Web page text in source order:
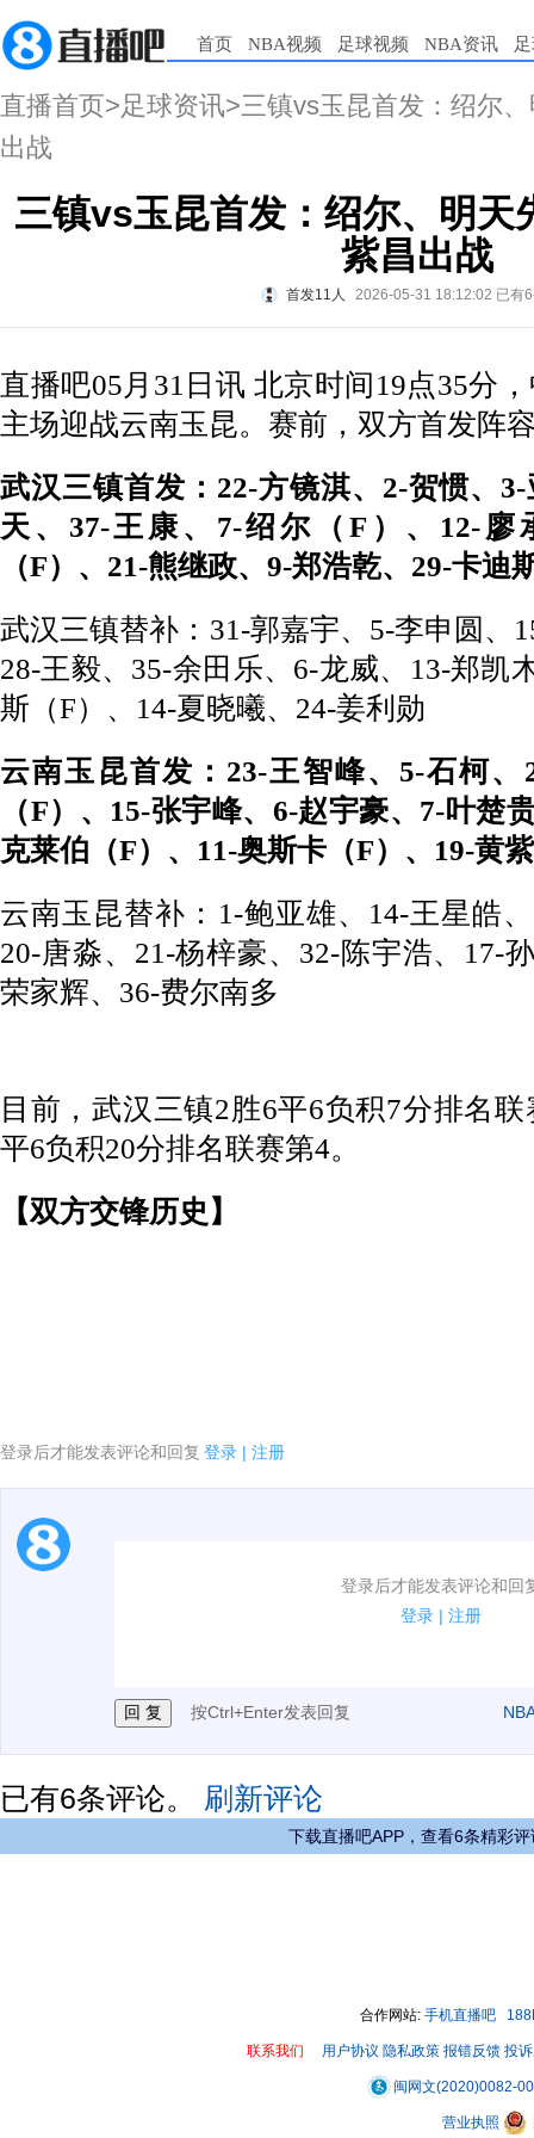
首页 NBA视频 足球视频 NBA资讯
直播首页>足球资讯>三镇vs玉昆首发：绍尔
出战
三镇vs玉昆首发：绍尔、明天
紫昌出战
首发11人 2026-05-31 18:12:02 已有
直播吧05月31日讯 北京时间19点35分
主场迎战云南玉昆。赛前，双方首发阵
武汉三镇首发：22-方镜淇、2-贺惯、
天、37-王康、7-绍尔（F）、12-廖
（F）、21-熊继政、9-郑浩乾、29-卡迪
武汉三镇替补：31-郭嘉宇、5-李申圆、
28-王毅、35-余田乐、6-龙威、13-郑凯
斯（F）、14-夏晓曦、24-姜利勋
云南玉昆首发：23-王智峰、5-石柯、
（F）、15-张宇峰、6-赵宇豪、7-叶楚
克莱伯（F）、11-奥斯卡（F）、19-黄
云南玉昆替补：1-鲍亚雄、14-王星皓
20-唐淼、21-杨梓豪、32-陈宇浩、17-
荣家辉、36-费尔南多
目前，武汉三镇2胜6平6负积7分排名
平6负积20分排名联赛第4。
【双方交锋历史】
登录后才能发表评论和回复 登录 | 注册
登录后才能发表评论和回
登录 | 注册
1.电脑端新用户可以发表评论了！
按Ctrl+Enter发表回复
已有6条评论。 刷新评论
下载直播吧APP，查看6条精彩评
合作网站: 手机直播吧
联系我们 用户协议 隐私政策 报错反馈 投
闽网文(2020)0082-
营业执照